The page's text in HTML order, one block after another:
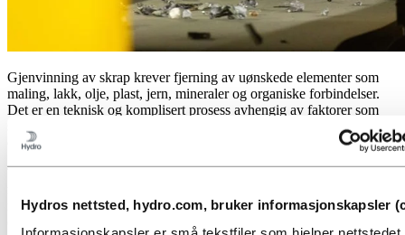
Hydros nettsted, hydro.com, bruker informasjonskapsler
Gjenvinning av skrap krever fjerning av uønskede elementer som
maling, lakk, olje, plast, jern, mineraler og organiske forbindelser.
Det er en teknisk og komplisert prosess avhengig av faktorer som
skrapopprinnelse, opprinnelig kjemi, tidligere bruk og fysiske
egenskaper.
resirkuleringsanlegg drives med en patentert gjenvinningsteknologi,